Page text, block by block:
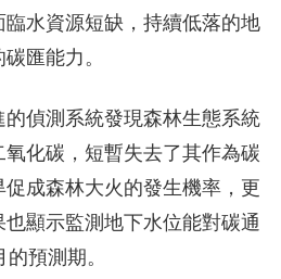
水資源短缺，持續低落的地
匯能力。
偵測系統發現森林生態系統
化碳，短暫失去了其作為碳
成森林大火的發生機率，更
顯示監測地下水位能對碳通
預測期。